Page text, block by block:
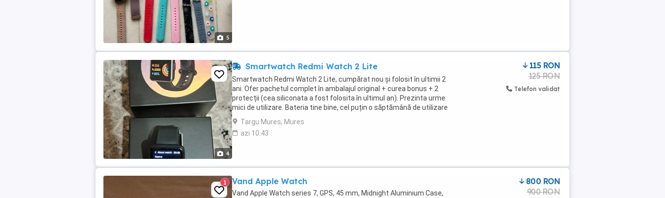
5
4
Smartwatch Redmi Watch 2 Lite
Smartwatch Redmi Watch 2 Lite, cumpărat nou și folosit în ultimii 2
ani. Ofer pachetul complet în ambalajul original + curea bonus + 2
protecții (cea siliconata a fost folosita în ultimul an). Prezinta urme
mici de utilizare. Bateria tine bine, cel puțin o săptămână de utilizare
normală. Se încarcă ...
Targu Mures, Mures
azi 10:43
115 RON
125 RON
Telefon validat
1 Vand Apple Watch
Vand Apple Watch series 7, GPS, 45 mm, Midnight Aluminium Case,
800 RON
900 RON